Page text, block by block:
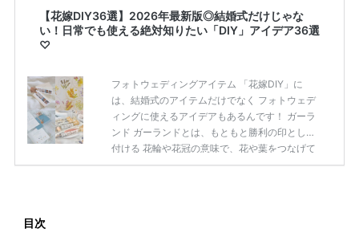
【花嫁DIY36選】2026年最新版◎結婚式だけじゃな
い！日常でも使える絶対知りたい「DIY」アイデア36選
♡
フォトウェディングアイテム 「花嫁DIY」に
は、結婚式のアイテムだけでなく フォトウェデ
ィングに使えるアイデアもあるんです！ ガーラ
ンド ガーランドとは、もともと勝利の印として
付ける 花輪や花冠の意味で、花や葉をつなげて
作った 壁やドアなどの装飾のことを言います。
目次